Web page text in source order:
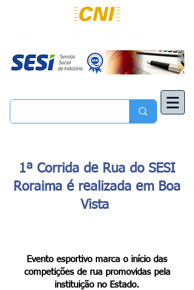
1ª Corrida de Rua do SESI
Roraima é realizada em Boa
Vista
Evento esportivo marca o início das
competições de rua promovidas pela
instituição no Estado.